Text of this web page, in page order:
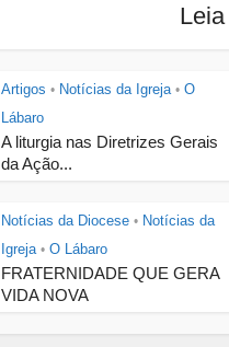
Artigos • Notícias da Igreja • O
Lábaro
A liturgia nas Diretrizes Gerais
da Ação...
Notícias da Diocese • Notícias da
Igreja • O Lábaro
FRATERNIDADE QUE GERA
VIDA NOVA